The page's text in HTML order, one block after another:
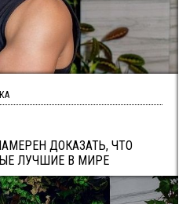
ДОКАЗАТЬ, ЧТО
ЛУЧШИЕ В МИРЕ